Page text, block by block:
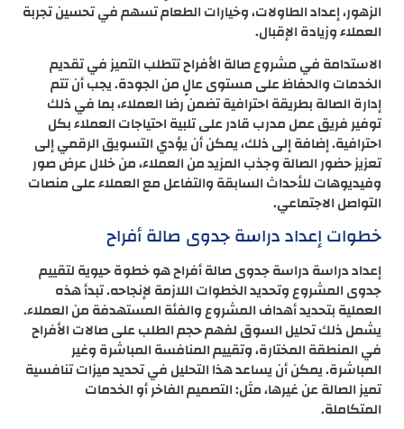
الزهور، إعداد الطاولات، وخيارات الطعام تسهم في تحسين تجربة
العملاء وزيادة الإقبال.
الاستدامة في مشروع صالة الأفراح تتطلب التميز في تقديم
الخدمات والحفاظ على مستوى عالٍ من الجودة. يجب أن تتم
إدارة الصالة بطريقة احترافية تضمن رضا العملاء، بما في ذلك
توفير فريق عمل مدرب قادر على تلبية احتياجات العملاء بكل
احترافية. إضافة إلى ذلك، يمكن أن يؤدي التسويق الرقمي إلى
تعزيز حضور الصالة وجذب المزيد من العملاء، من خلال عرض صور
وفيديوهات للأحداث السابقة والتفاعل مع العملاء على منصات
التواصل الاجتماعي.
خطوات إعداد دراسة جدوى صالة أفراح
إعداد دراسة دراسة جدوى صالة أفراح هو خطوة حيوية لتقييم
جدوى المشروع وتحديد الخطوات اللازمة لإنجاحه. تبدأ هذه
العملية بتحديد أهداف المشروع والفئة المستهدفة من العملاء.
يشمل ذلك تحليل السوق لفهم حجم الطلب على صالات الأفراح
في المنطقة المختارة، وتقييم المنافسة المباشرة وغير
المباشرة. يمكن أن يساعد هذا التحليل في تحديد ميزات تنافسية
تميز الصالة عن غيرها، مثل: التصميم الفاخر أو الخدمات
المتكاملة.